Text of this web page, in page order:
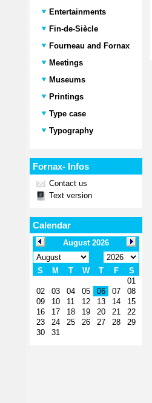
Entertainments
Fin-de-Siècle
Fourneau and Fornax
Meetings
Museums
Printings
Type case
Typography
Fornax- Infos
Contact us
Text version
Calendar